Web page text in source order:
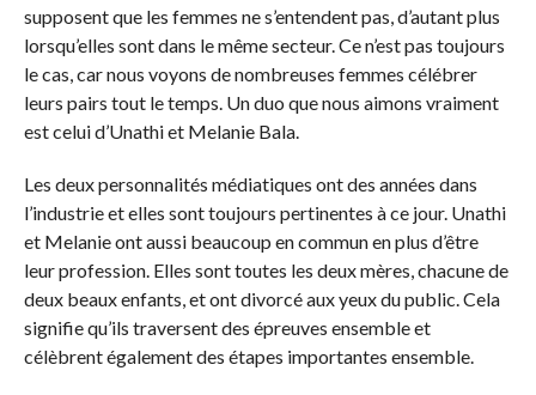
supposent que les femmes ne s’entendent pas, d’autant plus
lorsqu’elles sont dans le même secteur. Ce n’est pas toujours
le cas, car nous voyons de nombreuses femmes célébrer
leurs pairs tout le temps. Un duo que nous aimons vraiment
est celui d’Unathi et Melanie Bala.
Les deux personnalités médiatiques ont des années dans
l’industrie et elles sont toujours pertinentes à ce jour. Unathi
et Melanie ont aussi beaucoup en commun en plus d’être
leur profession. Elles sont toutes les deux mères, chacune de
deux beaux enfants, et ont divorcé aux yeux du public. Cela
signifie qu’ils traversent des épreuves ensemble et
célèbrent également des étapes importantes ensemble.